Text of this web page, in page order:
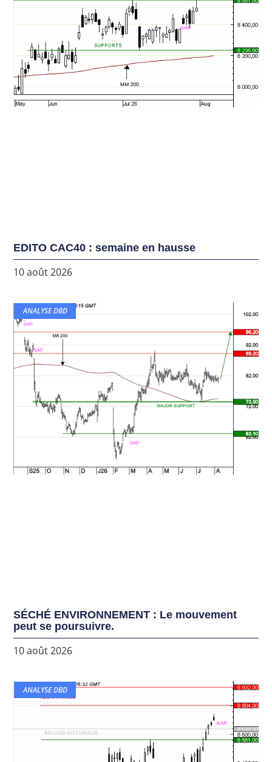
EDITO CAC40 : semaine en hausse
10 août 2026
ANALYSE DBD
SÉCHÉ ENVIRONNEMENT : Le mouvement
peut se poursuivre.
10 août 2026
ANALYSE DBD